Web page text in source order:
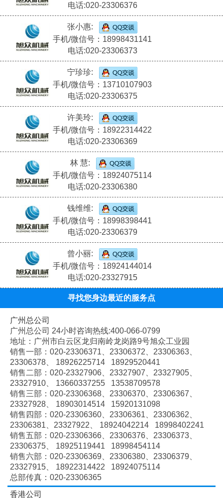
电话:020-23306376
张小惠:
手机/微信号：18998431141
电话:020-23306373
宁珍珍:
手机/微信号：13710107903
电话:020-23306375
许美玲:
手机/微信号：18922314422
电话:020-23306369
林 慧:
手机/微信号：18924075114
电话:020-23306380
钱维维:
手机/微信号：18998398441
电话:020-23306379
曾小丽:
手机/微信号：18924144014
电话:020-23327915
寻找您身边最近的服务点
广州总公司
广州总公司 24小时咨询热线:400-066-0799
地址：广州市白云区龙归南岭龙岗路9号旭众工业园
销售一部：020-23306371、 23306372、 23306363、
23306378、
18926225714 18929520441
销售二部：020-23327906、 23327907、 23327905、
23327910、
13660337255 13538709578
销售三部：020-23306368、 23306370、 23306367、
23327928、
18903014514 15920131098
销售四部：020-23306360、 23306361、 23306362、
23306381、 23327922、
18924042214 18998402241
销售五部：020-23306366、 23306376、 23306373、
23306375、
18925119441 18998454114
销售六部：020-23306369、 23306380、 23306379、
23327915、
18922314422 18924075114
总部传真：020-23306365
香港公司